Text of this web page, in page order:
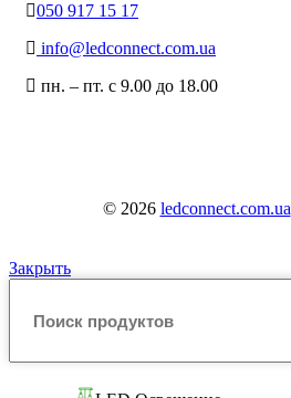
050 917 15 17
info@ledconnect.com.ua
пн. – пт. с 9.00 до 18.00
© 2026 ledconnect.com.ua
Закрыть